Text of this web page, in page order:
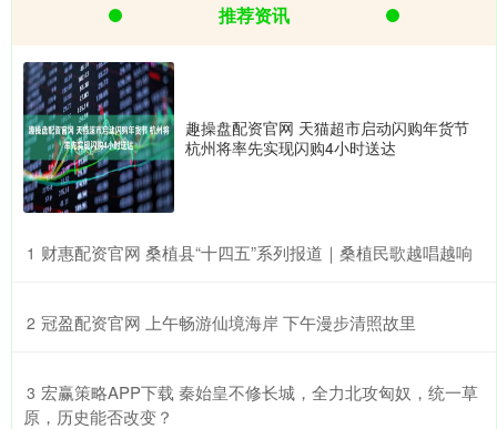
推荐资讯
趣操盘配资官网 天猫超市启动闪购年货节
杭州将率先实现闪购4小时送达
1 ​财惠配资官网 桑植县“十四五”系列报道｜桑植民歌越唱越响
2 ​冠盈配资官网 上午畅游仙境海岸 下午漫步清照故里
3 ​宏赢策略APP下载 秦始皇不修长城，全力北攻匈奴，统一草
原，历史能否改变？